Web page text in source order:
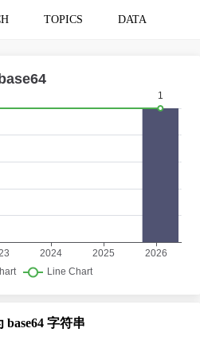
TOPICS DATA
base64 字符串